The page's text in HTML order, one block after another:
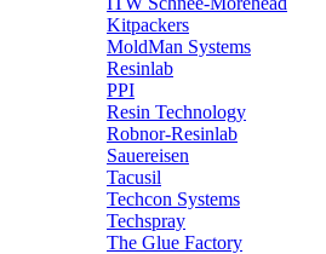
Kitpackers
MoldMan Systems
Resinlab
PPI
Resin Technology
Robnor-Resinlab
Sauereisen
Tacusil
Techcon Systems
Techspray
The Glue Factory